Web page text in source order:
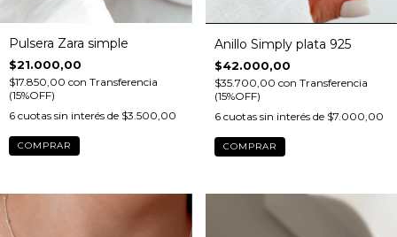
Pulsera Zara simple
$21.000,00
$17.850,00 con Transferencia
(15%OFF)
6 cuotas sin interés de $3.500,00
Anillo Simply plata 925
$42.000,00
$35.700,00 con Transferencia
(15%OFF)
6 cuotas sin interés de $7.000,00
COMPRAR